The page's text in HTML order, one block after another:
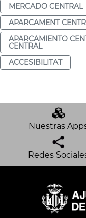
MERCADO CENTRAL
APARCAMENT
APARCAMIENTO
CENTRAL
ACCESIBILITAT
Nuestras
Redes